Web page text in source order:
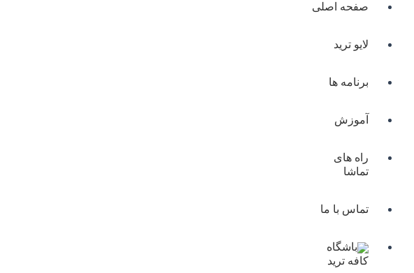
صفحه اصلی
لایو ترید
برنامه ها
آموزش
راه های
تماشا
تماس با ما
باشگاه
کافه ترید